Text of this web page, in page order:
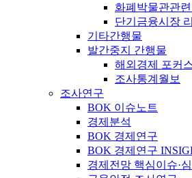
화폐박물관관
단기금융시장
기타간행물
발간중지 간행물
해외경제 포커
조사통계월보
조사연구
BOK 이슈노트
경제분석
BOK 경제연구
BOK 경제연구
경제전망 핵심이슈·